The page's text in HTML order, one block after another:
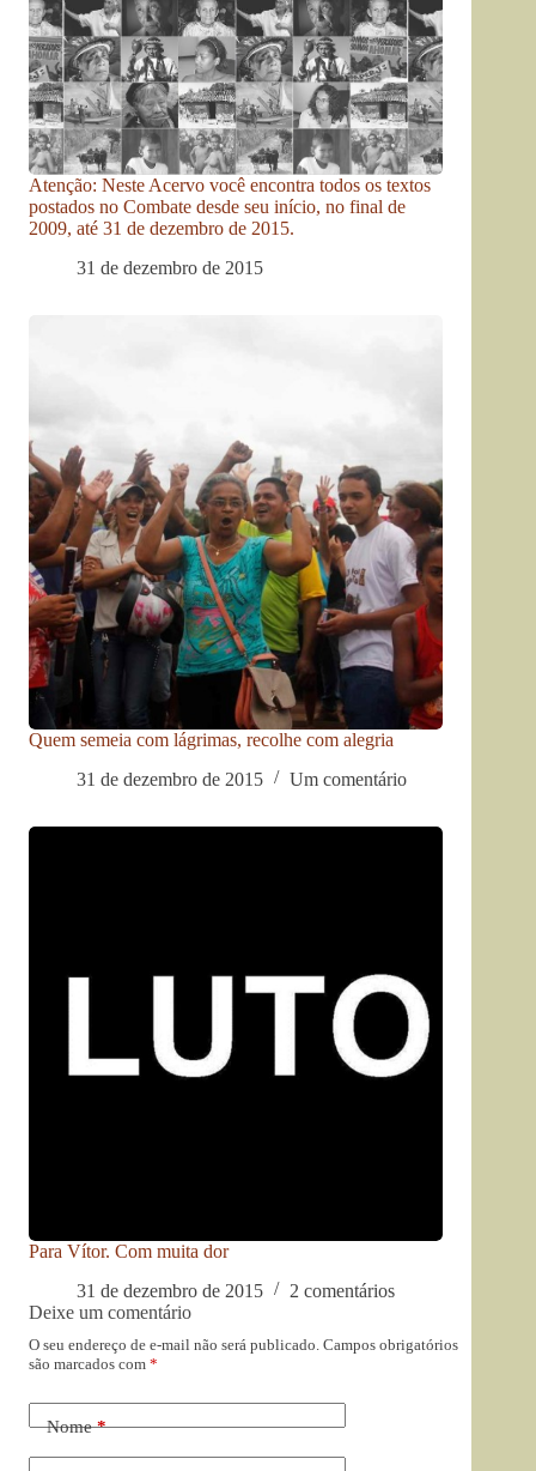
Atenção: Neste Acervo você encontra todos os textos
postados no Combate desde seu início, no final de
2009, até 31 de dezembro de 2015.
31 de dezembro de 2015
Quem semeia com lágrimas, recolhe com alegria
31 de dezembro de 2015
Um comentário
Para Vítor. Com muita dor
31 de dezembro de 2015
2 comentários
Deixe um comentário
O seu endereço de e-mail não será publicado. Campos obrigatórios
são marcados com *
Nome*